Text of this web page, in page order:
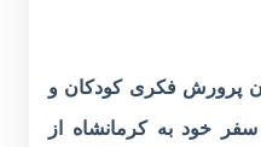
پرورش فکری کودکان و
خود به کرمانشاه از